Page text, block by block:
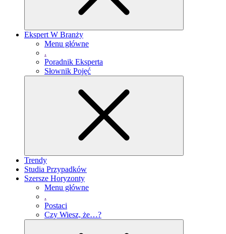
Ekspert W Branży
Menu główne
.
Poradnik Eksperta
Słownik Pojęć
Trendy
Studia Przypadków
Szersze Horyzonty
Menu główne
.
Postaci
Czy Wiesz, że…?